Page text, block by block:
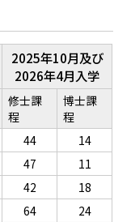
2025年10月及び
2026年4月入学
修士課
程
博士課
程
44
14
47
11
42
18
64
24